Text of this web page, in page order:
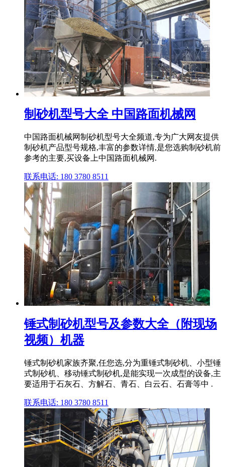
制砂机型号大全 中国路面机械网
中国路面机械网制砂机型号大全频道,专为广大网友提供
制砂机产品型号规格,丰富的参数详情,是您选购制砂机前
参考的主要,买设备上中国路面机械网.
联系电话: 180 3780 8511
锤式制砂机型号及参数大全（附现场
视频）机器
锤式制砂机家族齐聚,任您选,分为重锤式制砂机、小型锤
式制砂机、移动锤式制砂机,是能实现一次成型的设备,主
要适用于石灰石、方解石、青石、白云石、石膏等中 .
联系电话: 180 3780 8511